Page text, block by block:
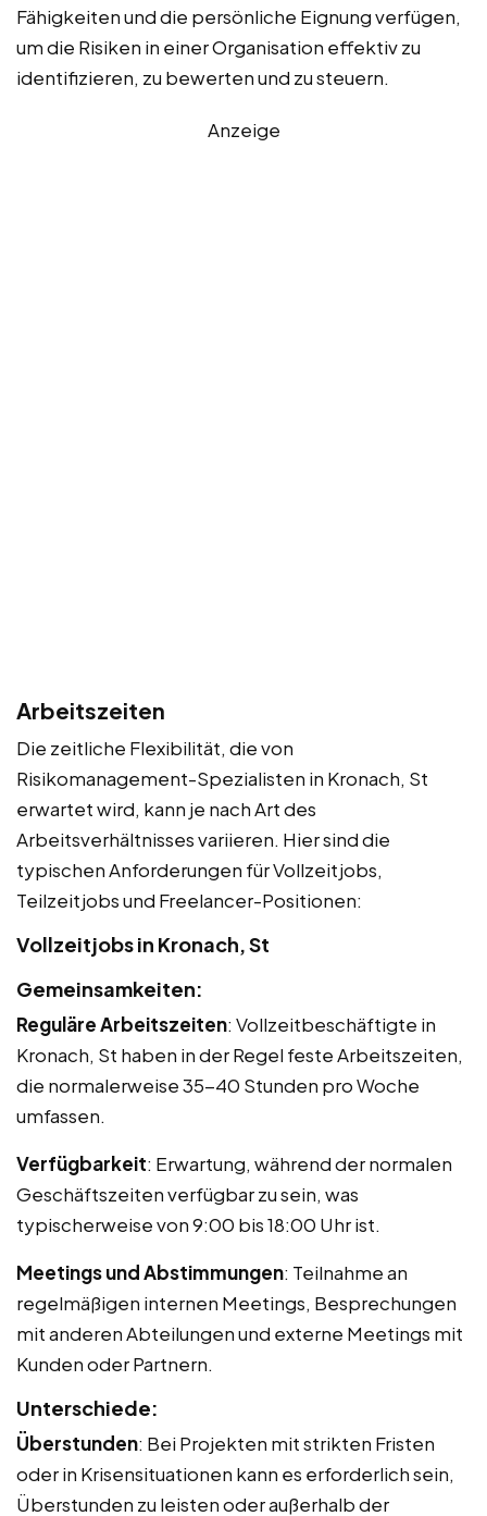
Fähigkeiten und die persönliche Eignung verfügen,
um die Risiken in einer Organisation effektiv zu
identifizieren, zu bewerten und zu steuern.
Anzeige
Arbeitszeiten
Die zeitliche Flexibilität, die von
Risikomanagement-Spezialisten in Kronach, St
erwartet wird, kann je nach Art des
Arbeitsverhältnisses variieren. Hier sind die
typischen Anforderungen für Vollzeitjobs,
Teilzeitjobs und Freelancer-Positionen:
Vollzeitjobs in Kronach, St
Gemeinsamkeiten:
Reguläre Arbeitszeiten: Vollzeitbeschäftigte in
Kronach, St haben in der Regel feste Arbeitszeiten,
die normalerweise 35-40 Stunden pro Woche
umfassen.
Verfügbarkeit: Erwartung, während der normalen
Geschäftszeiten verfügbar zu sein, was
typischerweise von 9:00 bis 18:00 Uhr ist.
Meetings und Abstimmungen: Teilnahme an
regelmäßigen internen Meetings, Besprechungen
mit anderen Abteilungen und externe Meetings mit
Kunden oder Partnern.
Unterschiede:
Überstunden: Bei Projekten mit strikten Fristen
oder in Krisensituationen kann es erforderlich sein,
Überstunden zu leisten oder außerhalb der